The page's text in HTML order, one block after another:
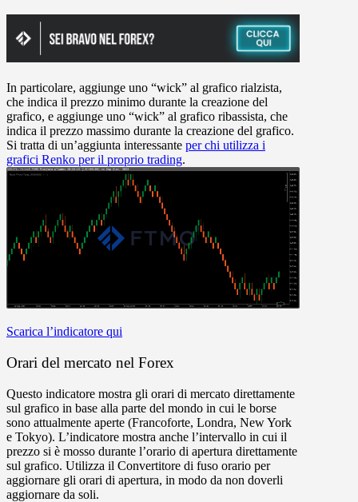
In particolare, aggiunge uno “wick” al grafico rialzista,
che indica il prezzo minimo durante la creazione del
grafico, e aggiunge uno “wick” al grafico ribassista, che
indica il prezzo massimo durante la creazione del grafico.
Si tratta di un’aggiunta interessante per chi utilizza i
grafici Renko per il proprio trading.
Scarica l’indicatore qui
Orari del mercato nel Forex
Questo indicatore mostra gli orari di mercato direttamente
sul grafico in base alla parte del mondo in cui le borse
sono attualmente aperte (Francoforte, Londra, New York
e Tokyo). L’indicatore mostra anche l’intervallo in cui il
prezzo si è mosso durante l’orario di apertura direttamente
sul grafico. Utilizza il Convertitore di fuso orario per
aggiornare gli orari di apertura, in modo da non doverli
aggiornare da soli.